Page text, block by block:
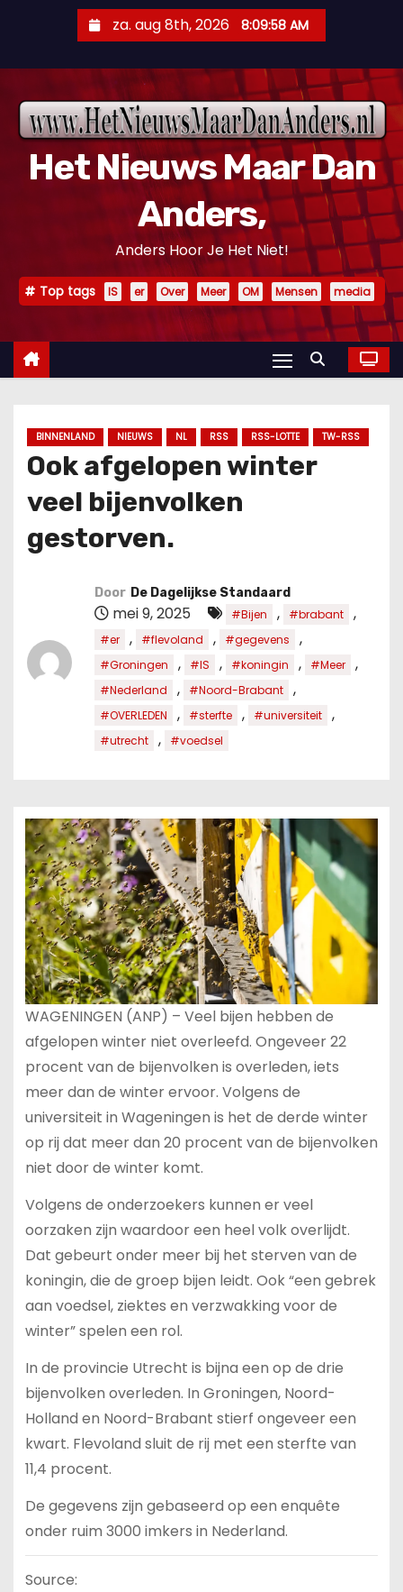
n
za. aug 8th, 2026 8:09:59 AM
Het Nieuws Maar Dan
Anders,
Anders Hoor Je Het Niet!
Top tags IS er Over Meer OM Mensen media
BINNENLAND NIEUWS NL RSS RSS-LOTTE TW-RSS
Ook afgelopen winter
veel bijenvolken
gestorven.
Door De Dagelijkse Standaard
mei 9, 2025 #Bijen , #brabant ,
#er , #flevoland , #gegevens ,
#Groningen , #IS , #koningin , #Meer ,
#Nederland , #Noord-Brabant ,
#OVERLEDEN , #sterfte , #universiteit ,
#utrecht , #voedsel
WAGENINGEN (ANP) – Veel bijen hebben de
afgelopen winter niet overleefd. Ongeveer 22
procent van de bijenvolken is overleden, iets
meer dan de winter ervoor. Volgens de
universiteit in Wageningen is het de derde winter
op rij dat meer dan 20 procent van de bijenvolken
niet door de winter komt.
Volgens de onderzoekers kunnen er veel
oorzaken zijn waardoor een heel volk overlijdt.
Dat gebeurt onder meer bij het sterven van de
koningin, die de groep bijen leidt. Ook “een gebrek
aan voedsel, ziektes en verzwakking voor de
winter” spelen een rol.
In de provincie Utrecht is bijna een op de drie
bijenvolken overleden. In Groningen, Noord-
Holland en Noord-Brabant stierf ongeveer een
kwart. Flevoland sluit de rij met een sterfte van
11,4 procent.
De gegevens zijn gebaseerd op een enquête
onder ruim 3000 imkers in Nederland.
Source: